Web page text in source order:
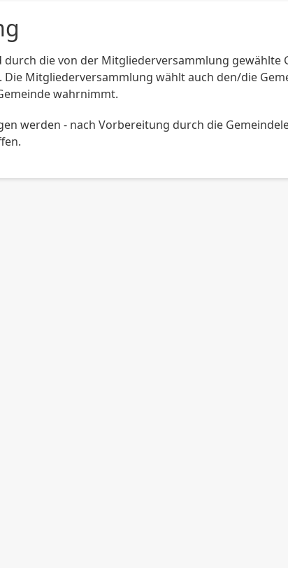
durch die von der Mitgliederversammlung gewählte
Mitgliederversammlung wählt auch den/die
wahrnimmt.
werden - nach Vorbereitung durch die